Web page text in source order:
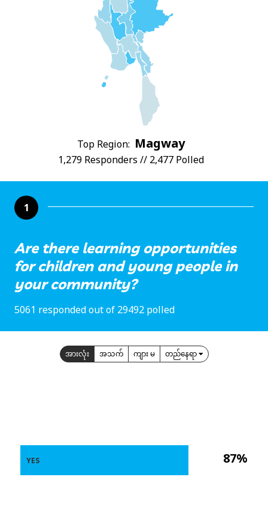
Top Region: Magway
1,279 Responders // 2,477 Polled
1
Are there learning opportunities
for children and young people in
your community?
5061 responded out of 29492 polled
အားလုံး အသက် ကျား မ တည်နေရာ
87%
YES